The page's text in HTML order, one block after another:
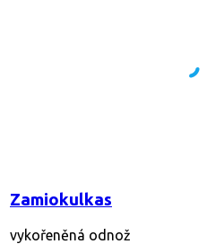
Zamiokulkas
vykořeněná odnož